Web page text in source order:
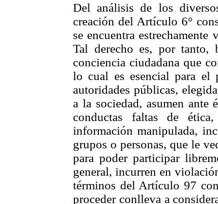
Del análisis de los
creación del Artículo 6°
se encuentra
Tal derecho es, por tanto,
conciencia ciudadana que
lo cual es esencial para el
autoridades públicas,
a la sociedad, asumen ante
conductas faltas de
información manipulada,
grupos o personas, que le
para poder participar
general, incurren en
términos del Artículo 97
proceder conlleva a